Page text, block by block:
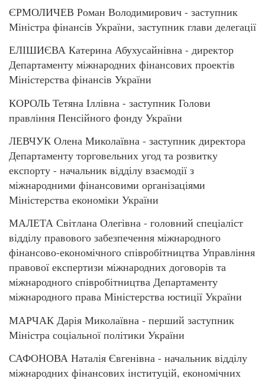
ЄРМОЛИЧЕВ Роман Володимирович - заступник
Міністра фінансів України, заступник глави делегації
ЕЛІШИЄВА Катерина Абухусайнівна - директор
Департаменту міжнародних фінансових проектів
Міністерства фінансів України
КОРОЛЬ Тетяна Іллівна - заступник Голови
правління Пенсійного фонду України
ЛЕВЧУК Олена Миколаївна - заступник директора
Департаменту торговельних угод та розвитку
експорту - начальник відділу взаємодії з
міжнародними фінансовими організаціями
Міністерства економіки України
МАЛЕТА Світлана Олегівна - головний спеціаліст
відділу правового забезпечення міжнародного
фінансово-економічного співробітництва Управління
правової експертизи міжнародних договорів та
міжнародного співробітництва Департаменту
міжнародного права Міністерства юстиції України
МАРЧАК Дарія Миколаївна - перший заступник
Міністра соціальної політики України
САФОНОВА Наталія Євгенівна - начальник відділу
міжнародних фінансових інституцій, економічних